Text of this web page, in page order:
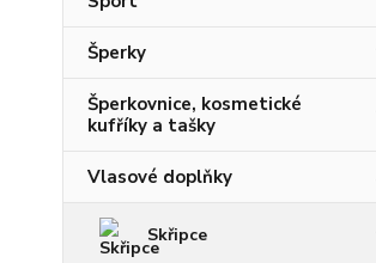
Šperky
Šperkovnice, kosmetické
kufříky a tašky
Vlasové doplňky
Skřipce